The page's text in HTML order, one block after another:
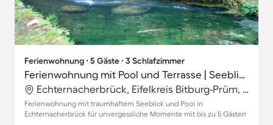
Ferienwohnung ∙ 5 Gäste ∙ 3 Schlafzimmer
Ferienwohnung mit Pool und Terrasse | Seeblick
Echternacherbrück, Eifelkreis Bitburg-Prüm, Deutschland
Ferienwohnung mit traumhaftem Seeblick und Pool in
Echternacherbrück für unvergessliche Momente mit bis zu 5 Gästen